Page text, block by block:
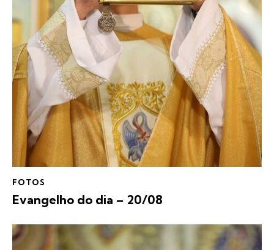
FOTOS
Evangelho do dia – 20/08